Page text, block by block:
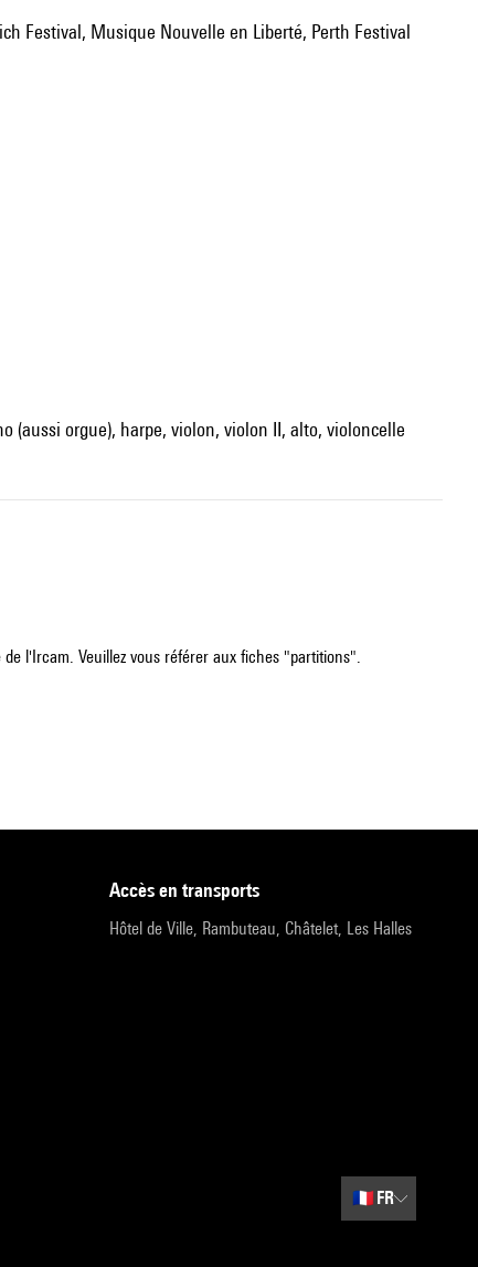
Festival, Musique Nouvelle en Liberté, Perth Festival
(aussi orgue), harpe, violon, violon II, alto, violoncelle
l'Ircam. Veuillez vous référer aux fiches "partitions".
accès en transports
Hôtel de Ville, Rambuteau, Châtelet, Les Halles
🇫🇷 FR